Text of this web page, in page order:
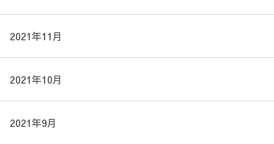
2021年11月
2021年10月
2021年9月